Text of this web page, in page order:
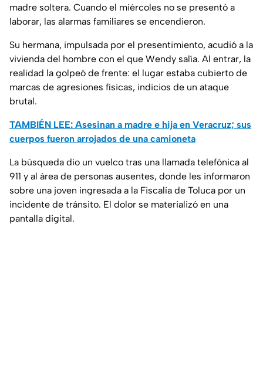
madre soltera. Cuando el miércoles no se presentó a
laborar, las alarmas familiares se encendieron.
Su hermana, impulsada por el presentimiento, acudió a la
vivienda del hombre con el que Wendy salía. Al entrar, la
realidad la golpeó de frente: el lugar estaba cubierto de
marcas de agresiones físicas, indicios de un ataque
brutal.
TAMBIÉN LEE: Asesinan a madre e hija en Veracruz; sus
cuerpos fueron arrojados de una camioneta
La búsqueda dio un vuelco tras una llamada telefónica al
911 y al área de personas ausentes, donde les informaron
sobre una joven ingresada a la Fiscalía de Toluca por un
incidente de tránsito. El dolor se materializó en una
pantalla digital.